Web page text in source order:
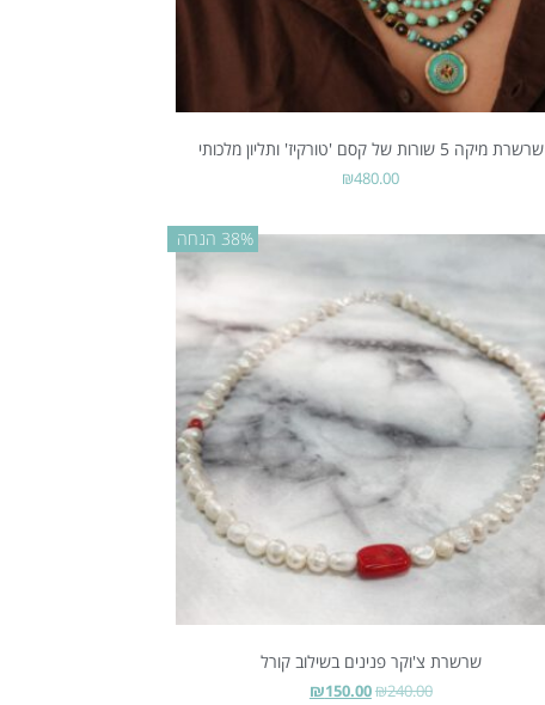
שרשרת מיקה 5 שורות של קסם 'טורקיז' ותליון מלכותי
₪480.00
38% הנחה
שרשרת צ'וקר פנינים בשילוב קורל
₪240.00
₪150.00